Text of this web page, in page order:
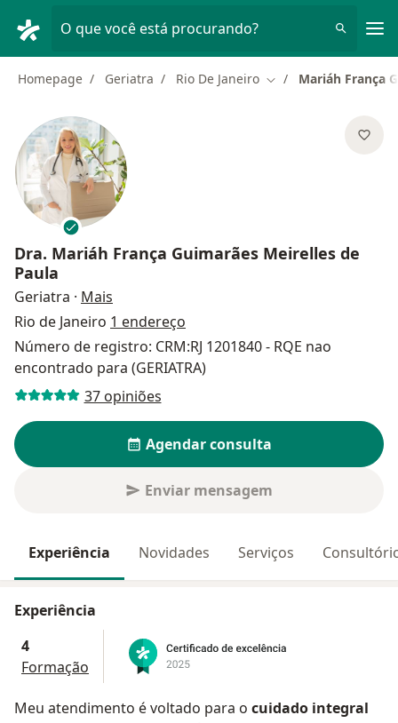
O que você está procurando?
Homepage Geriatra Rio De Janeiro Mudar de cidade
Mariáh França
Dra. Mariáh França Guimarães Meirelles de
Paula
Geriatra · Mais
Rio de Janeiro 1 endereço
Número de registro: CRM:RJ 1201840 - RQE nao
encontrado para (GERIATRA)
37 opiniões
Agendar consulta
Enviar mensagem
Experiência Novidades Serviços
Experiência
4
Formação
Meu atendimento é voltado para o cuidado integral